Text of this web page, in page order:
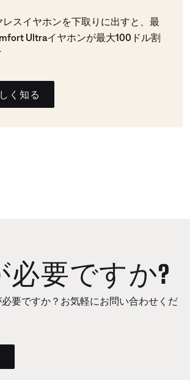
レスイヤホンを下取りに出すと、最
Ultraイヤホンが最大100ドル割
く知る
必要ですか?
要ですか？お気軽にお問い合わせくだ